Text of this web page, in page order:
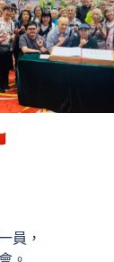
員，